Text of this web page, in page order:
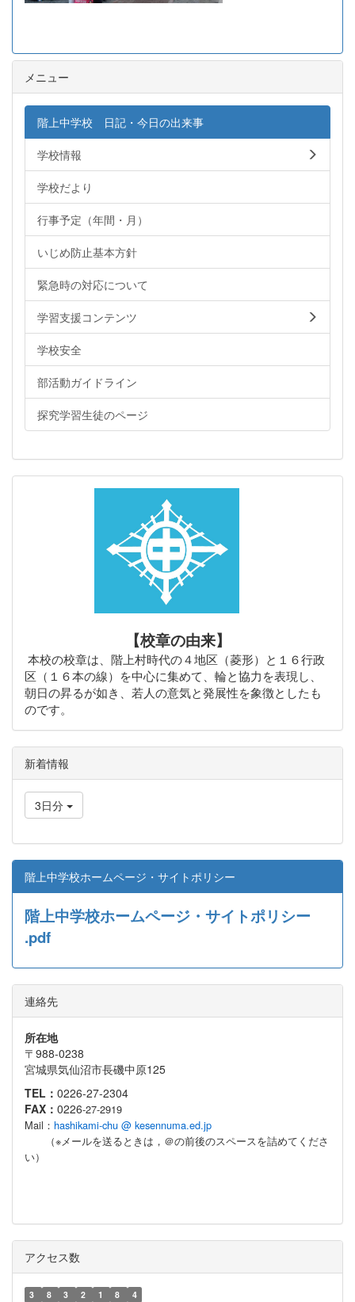
メニュー
階上中学校 日記・今日の出来事
学校情報
学校だより
行事予定（年間・月）
いじめ防止基本方針
緊急時の対応について
学習支援コンテンツ
学校安全
部活動ガイドライン
探究学習生徒のページ
【校章の由来】
本校の校章は、階上村時代の４地区（菱形）と１６行政
区（１６本の線）を中心に集めて、輪と協力を表現し、
朝日の昇るが如き、若人の意気と発展性を象徴としたも
のです。
新着情報
3日分
階上中学校ホームページ・サイトポリシー
階上中学校ホームページ・サイトポリシー
.pdf
連絡先
所在地
〒988-0238
宮城県気仙沼市長磯中原125
TEL： 0226-27-2304
FAX： 0226-27-2919
Mail： hashikami-chu @ kesennuma.ed.jp
（※メールを送るときは，＠の前後のスペースを詰めてくださ
い）
アクセス数
3 8 3 2 1 8 4